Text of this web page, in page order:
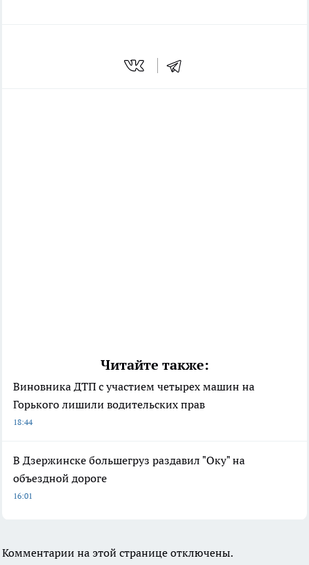
Читайте также:
Виновника ДТП с участием четырех машин на
Горького лишили водительских прав
18:44
В Дзержинске большегруз раздавил "Оку" на
объездной дороге
16:01
Комментарии на этой странице отключены.